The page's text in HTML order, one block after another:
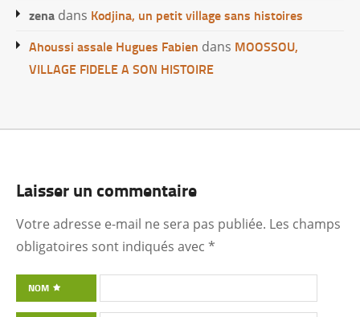
zena dans Kodjina, un petit village sans histoires
Ahoussi assale Hugues Fabien dans MOOSSOU,
VILLAGE FIDELE A SON HISTOIRE
Laisser un commentaire
Votre adresse e-mail ne sera pas publiée. Les champs
obligatoires sont indiqués avec *
NOM